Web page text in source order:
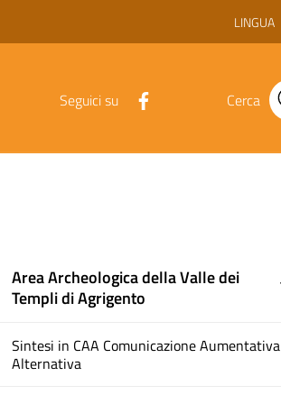
LINGUA
Seguici su Cerca
Area Archeologica della Valle dei
Templi di Agrigento
Sintesi in CAA Comunicazione Aumentativa
Alternativa